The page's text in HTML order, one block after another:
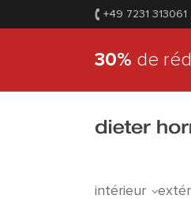
+49 7231 313061
30% de
intérieur